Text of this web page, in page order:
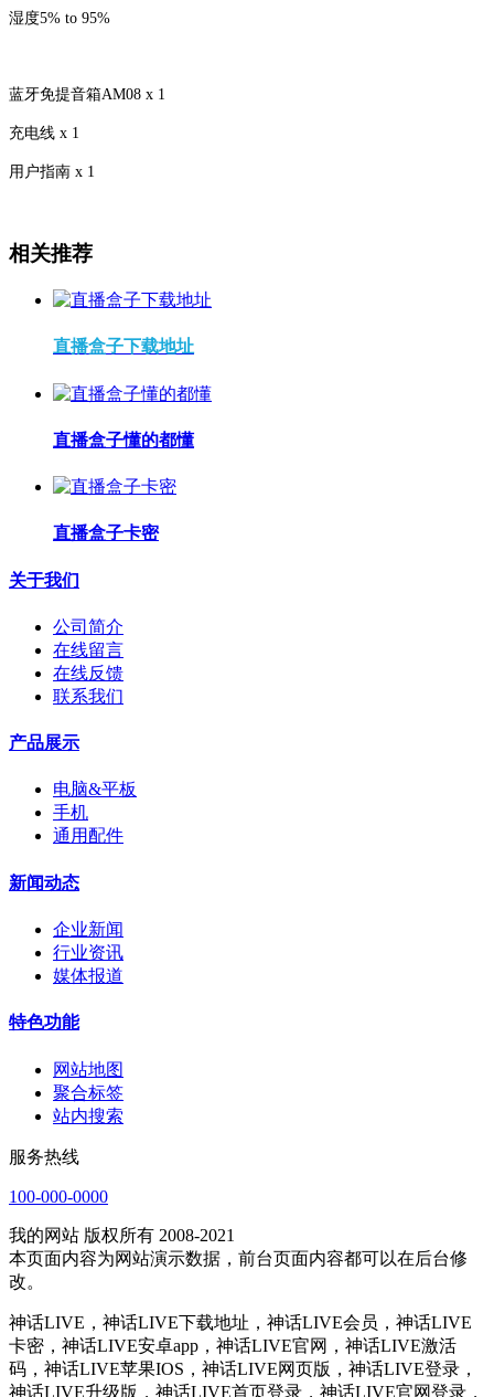
湿度5% to 95%
蓝牙免提音箱AM08 x 1
充电线 x 1
用户指南 x 1
相关推荐
直播盒子下载地址
直播盒子懂的都懂
直播盒子卡密
关于我们
公司简介
在线留言
在线反馈
联系我们
产品展示
电脑&平板
手机
通用配件
新闻动态
企业新闻
行业资讯
媒体报道
特色功能
网站地图
聚合标签
站内搜索
服务热线
100-000-0000
我的网站 版权所有 2008-2021
本页面内容为网站演示数据，前台页面内容都可以在后台修
改。
神话LIVE，神话LIVE下载地址，神话LIVE会员，神话LIVE
卡密，神话LIVE安卓app，神话LIVE官网，神话LIVE激活
码，神话LIVE苹果IOS，神话LIVE网页版，神话LIVE登录，
神话LIVE升级版，神话LIVE首页登录，神话LIVE官网登录，